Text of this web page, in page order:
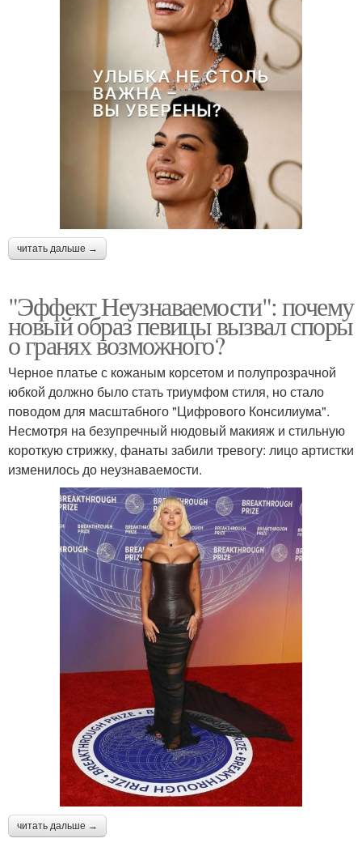
читать дальше →
"Эффект Неузнаваемости": почему
новый образ певицы вызвал споры
о гранях возможного?
Черное платье с кожаным корсетом и полупрозрачной
юбкой должно было стать триумфом стиля, но стало
поводом для масштабного "Цифрового Консилиума".
Несмотря на безупречный нюдовый макияж и стильную
короткую стрижку, фанаты забили тревогу: лицо артистки
изменилось до неузнаваемости.
читать дальше →